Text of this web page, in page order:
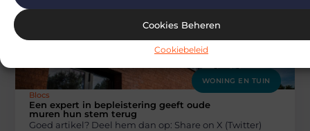
Cookies Beheren
Cookiebeleid
WONING EN TUIN
Blocs
Een expert in bepleistering geeft oude
muren hun stem terug
Goed artikel? Deel hem dan op: Share on X (Twitter)